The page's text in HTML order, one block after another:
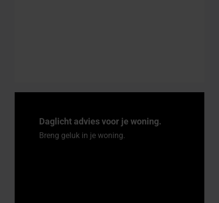
Daglicht advies voor je woning.
Breng geluk in je woning.